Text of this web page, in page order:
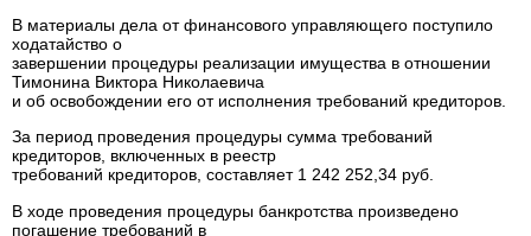
В материалы дела от финансового управляющего поступило
ходатайство о
завершении процедуры реализации имущества в отношении
Тимонина Виктора Николаевича
и об освобождении его от исполнения требований кредиторов.
За период проведения процедуры сумма требований
кредиторов, включенных в реестр
требований кредиторов, составляет 1 242 252,34 руб.
В ходе проведения процедуры банкротства произведено
погашение требований в